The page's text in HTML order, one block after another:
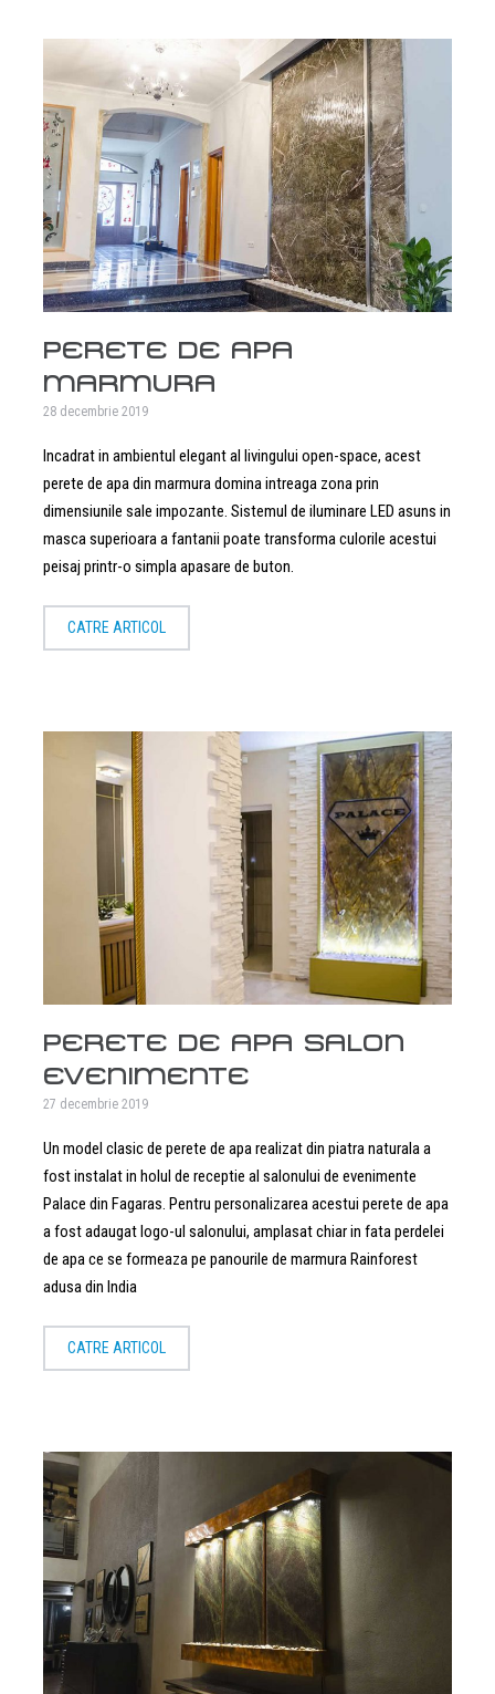
PERETE DE APA
MARMURA
28 decembrie 2019
Incadrat in ambientul elegant al livingului open-space, acest
perete de apa din marmura domina intreaga zona prin
dimensiunile sale impozante. Sistemul de iluminare LED asuns in
masca superioara a fantanii poate transforma culorile acestui
peisaj printr-o simpla apasare de buton.
CATRE ARTICOL
PERETE DE APA SALON
EVENIMENTE
27 decembrie 2019
Un model clasic de perete de apa realizat din piatra naturala a
fost instalat in holul de receptie al salonului de evenimente
Palace din Fagaras. Pentru personalizarea acestui perete de apa
a fost adaugat logo-ul salonului, amplasat chiar in fata perdelei
de apa ce se formeaza pe panourile de marmura Rainforest
adusa din India
CATRE ARTICOL